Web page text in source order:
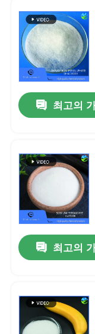
최고의
최고의